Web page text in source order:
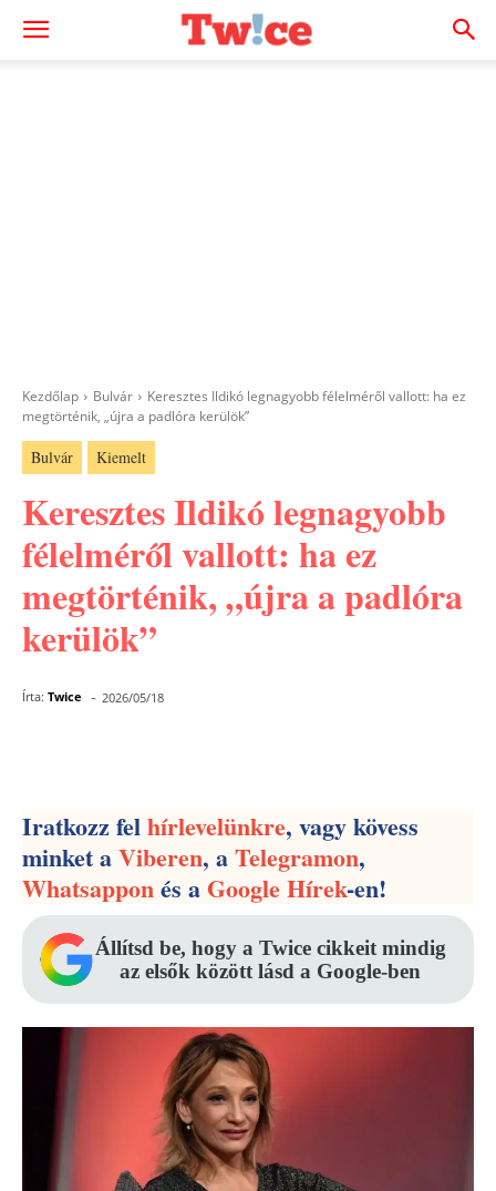
Kezdőlap Bulvár
Keresztes Ildikó legnagyobb félelméről vallott: ha ez
megtörténik, „újra a padlóra kerülök”
Bulvár Kiemelt
Keresztes Ildikó legnagyobb
félelméről vallott: ha ez
megtörténik, „újra a padlóra
kerülök”
Írta: Twice - 2026/05/18
Iratkozz felhírlevelünkre, vagy kövess
minket aViberen, aTelegramon,
Whatsapponés aGoogle Hírek-en!
Állítsd be, hogy a Twice cikkeit mindig
az elsők között lásd a Google-ben